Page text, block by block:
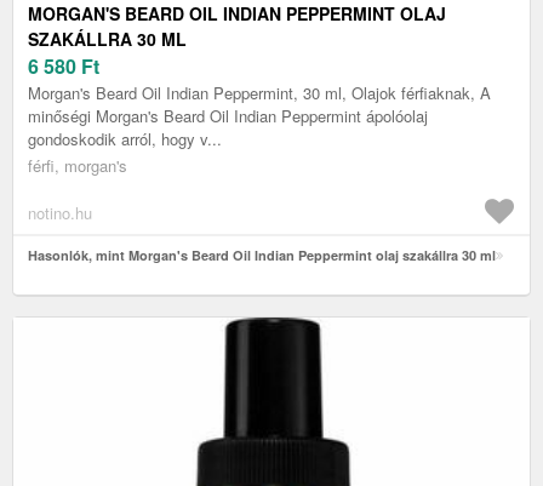
MORGAN'S BEARD OIL INDIAN PEPPERMINT OLAJ
SZAKÁLLRA 30 ML
6 580 Ft
Morgan's Beard Oil Indian Peppermint, 30 ml, Olajok férfiaknak, A
minőségi Morgan's Beard Oil Indian Peppermint ápolóolaj
gondoskodik arról, hogy v...
férfi, morgan's
notino.hu
Hasonlók, mint Morgan's Beard Oil Indian Peppermint olaj szakállra 30 ml